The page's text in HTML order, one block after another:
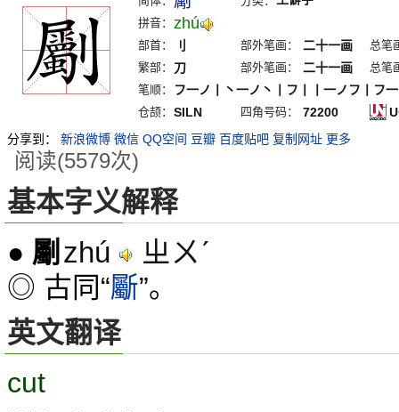
拼音： zhú
部首： 刂 部外笔画： 二十一画
总笔
繁部：
刀 部外笔画： 二十一画
总笔
笔顺：
フ一ノ丨丶一ノ丶丨フ丨丨一ノフ丨フ
仓颉： SILN 四角号码： 72200
分享到：
新浪微博 微信 QQ空间 豆瓣 百度贴吧 复制网址 更多
阅读(5579次)
基本字义解释
● 劚 zhú ㄓㄨˊ
◎ 古同“斸”。
英文翻译
cut